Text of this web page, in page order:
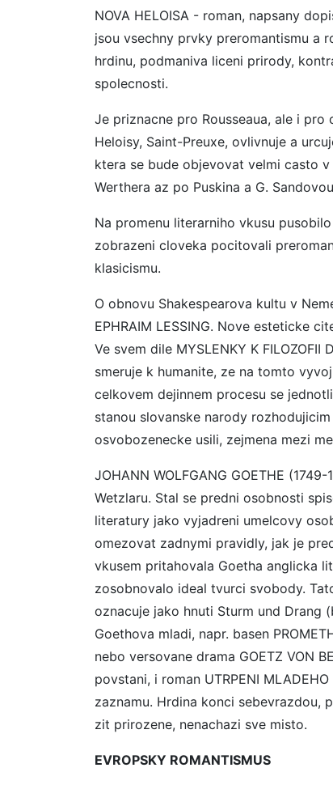
NOVA HELOISA - roman, napsany
jsou vsechny prvky preromantismu a
hrdinu, podmaniva liceni prirody,
spolecnosti.
Je priznacne pro Rousseaua, ale i
Heloisy, Saint-Preuxe, ovlivnuje a
ktera se bude objevovat velmi casto
Werthera az po Puskina a G.
Na promenu literarniho vkusu
zobrazeni cloveka pocitovali
klasicismu.
O obnovu Shakespearova kultu v
EPHRAIM LESSING. Nove esteticke
Ve svem dile MYSLENKY K
smeruje k humanite, ze na tomto
celkovem dejinnem procesu se
stanou slovanske narody
osvobozenecke usili, zejmena mezi
JOHANN WOLFGANG GOETHE
Wetzlaru. Stal se predni osobnosti
literatury jako vyjadreni umelcovy
omezovat zadnymi pravidly, jak je
vkusem pritahovala Goetha anglicka
zosobnovalo ideal tvurci svobody.
oznacuje jako hnuti Sturm und Drang
Goethova mladi, napr. basen
nebo versovane drama GOETZ VON
povstani, i roman UTRPENI
zaznamu. Hrdina konci sebevrazdou,
zit prirozene, nenachazi sve misto.
EVROPSKY ROMANTISMUS